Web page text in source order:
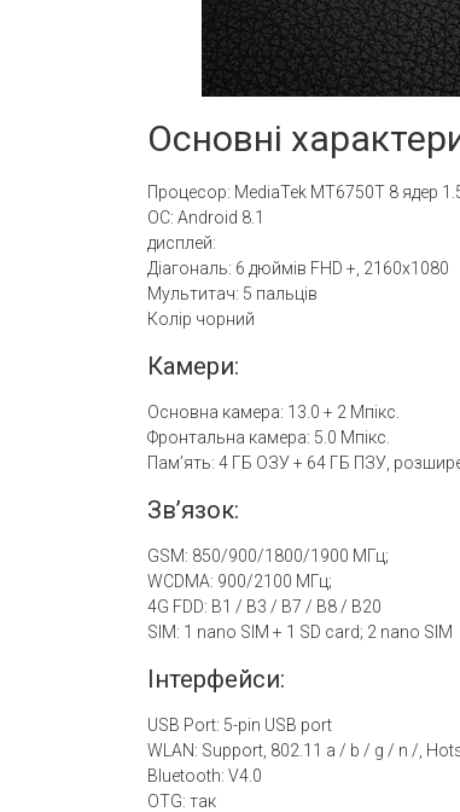
Основні
Процесор: MediaTek MT6750T 8 ядер
ОС: Android 8.1
дисплей:
Діагональ: 6 дюймів FHD +, 2160х1080
Мультитач: 5 пальців
Колір чорний
Камери:
Основна камера: 13.0 + 2 Мпікс.
Фронтальна камера: 5.0 Мпікс.
Пам’ять: 4 ГБ ОЗУ + 64 ГБ ПЗУ,
Зв’язок:
GSM: 850/900/1800/1900 МГц;
WCDMA: 900/2100 МГц;
4G FDD: B1 / B3 / B7 / B8 / B20
SIM: 1 nano SIM + 1 SD card; 2 nano SIM
Інтерфейси:
USB Port: 5-pin USB port
WLAN: Support, 802.11 a / b / g / n /,
Bluetooth: V4.0
OTG: так